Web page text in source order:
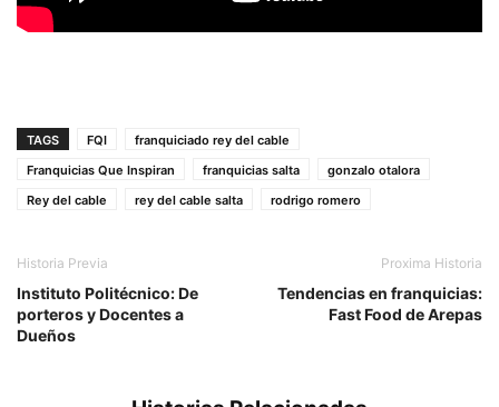
TAGS FQI
franquiciado rey del cable
Franquicias Que Inspiran
franquicias salta
gonzalo otalora
Rey del cable
rey del cable salta rodrigo romero
Historia Previa
Instituto Politécnico: De
porteros y Docentes a
Dueños
Proxima Historia
Tendencias en franquicias:
Fast Food de Arepas